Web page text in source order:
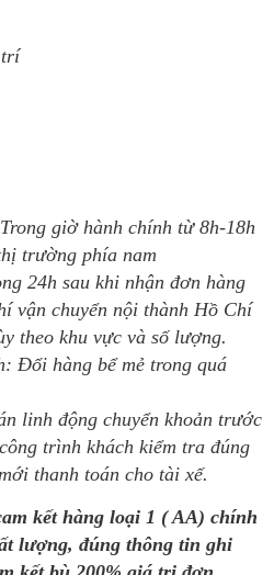
trí
giờ hành chính từ 8h-18h
trường phía nam
24h sau khi nhận đơn hàng
vận chuyển nội thành Hồ Chí
theo khu vực và số lượng.
Đổi hàng bể mẻ trong quá
linh động chuyển khoản trước
trình khách kiểm tra đúng
thanh toán cho tài xế.
kết hàng loại 1 ( AA) chính
lượng, đúng thông tin ghi